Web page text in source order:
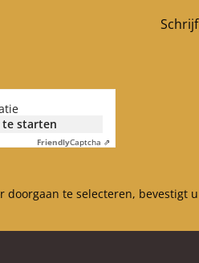
te starten
FriendlyCaptcha ⇗
doorgaan te selecteren, bevestigt